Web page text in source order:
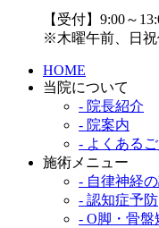
【受付】9:00～
※木曜午前、日祝
HOME
当院について
- 院長紹介
- 院案内
- よくある
施術メニュー
- 自律神経
- 認知症予防
- O脚・骨盤